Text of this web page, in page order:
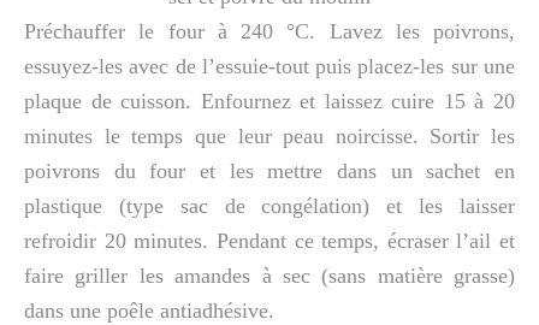
Préchauffer le four à 240 °C. Lavez les poivrons,
essuyez-les avec de l’essuie-tout puis placez-les sur une
plaque de cuisson. Enfournez et laissez cuire 15 à 20
minutes le temps que leur peau noircisse. Sortir les
poivrons du four et les mettre dans un sachet en
plastique (type sac de congélation) et les laisser
refroidir 20 minutes. Pendant ce temps, écraser l’ail et
faire griller les amandes à sec (sans matière grasse)
dans une poêle antiadhésive.